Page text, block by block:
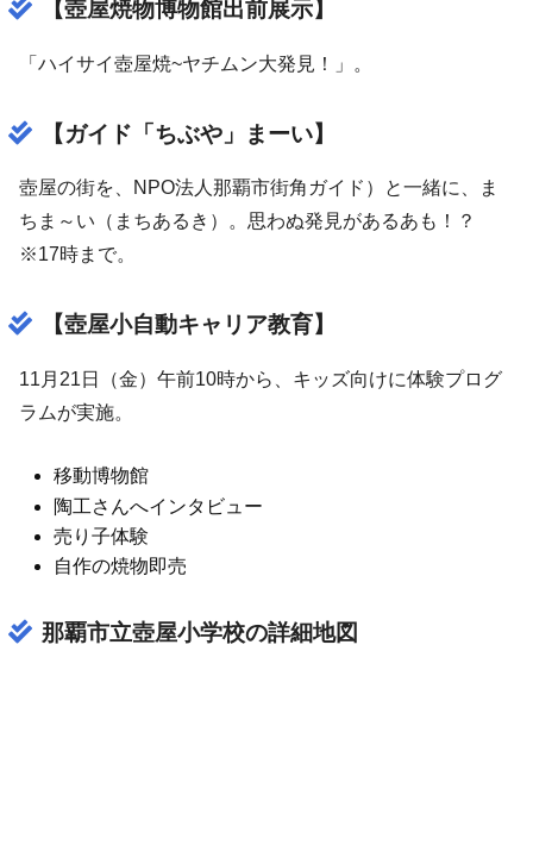
【壺屋焼物博物館出前展示】
「ハイサイ壺屋焼~ヤチムン大発見！」。
【ガイド「ちぶや」まーい】
壺屋の街を、NPO法人那覇市街角ガイド）と一緒に、ま
ちま～い（まちあるき）。思わぬ発見があるあも！？
※17時まで。
【壺屋小自動キャリア教育】
11月21日（金）午前10時から、キッズ向けに体験プログ
ラムが実施。
移動博物館
陶工さんへインタビュー
売り子体験
自作の焼物即売
那覇市立壺屋小学校の詳細地図